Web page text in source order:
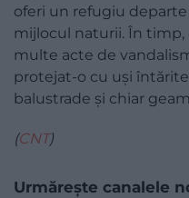
oferi un refugiu
mijlocul naturii. În timp,
multe acte de
protejat-o cu uși
balustrade și chiar
(CNT)
Urmărește canalele